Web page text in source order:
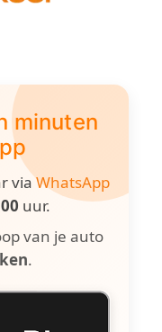
minuten
viaWhatsApp
uur.
van je auto
.